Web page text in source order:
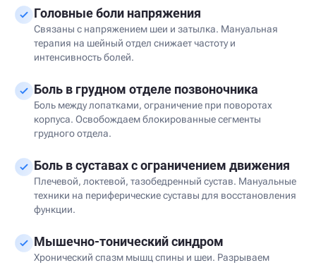
Головные боли напряжения
Связаны с напряжением шеи и затылка. Мануальная
терапия на шейный отдел снижает частоту и
интенсивность болей.
Боль в грудном отделе позвоночника
Боль между лопатками, ограничение при поворотах
корпуса. Освобождаем блокированные сегменты
грудного отдела.
Боль в суставах с ограничением движения
Плечевой, локтевой, тазобедренный сустав. Мануальные
техники на периферические суставы для восстановления
функции.
Мышечно-тонический синдром
Хронический спазм мышц спины и шеи. Разрываем